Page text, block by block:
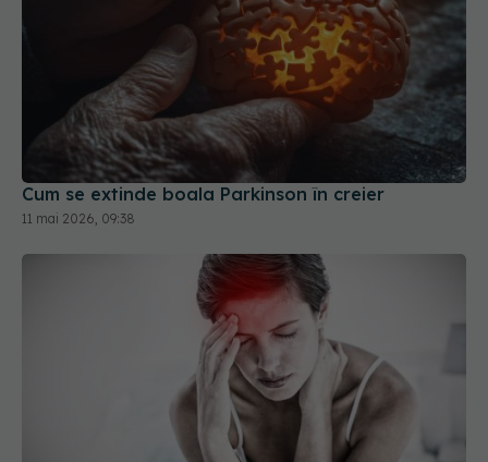
Cum se extinde boala Parkinson în creier
11 mai 2026, 09:38